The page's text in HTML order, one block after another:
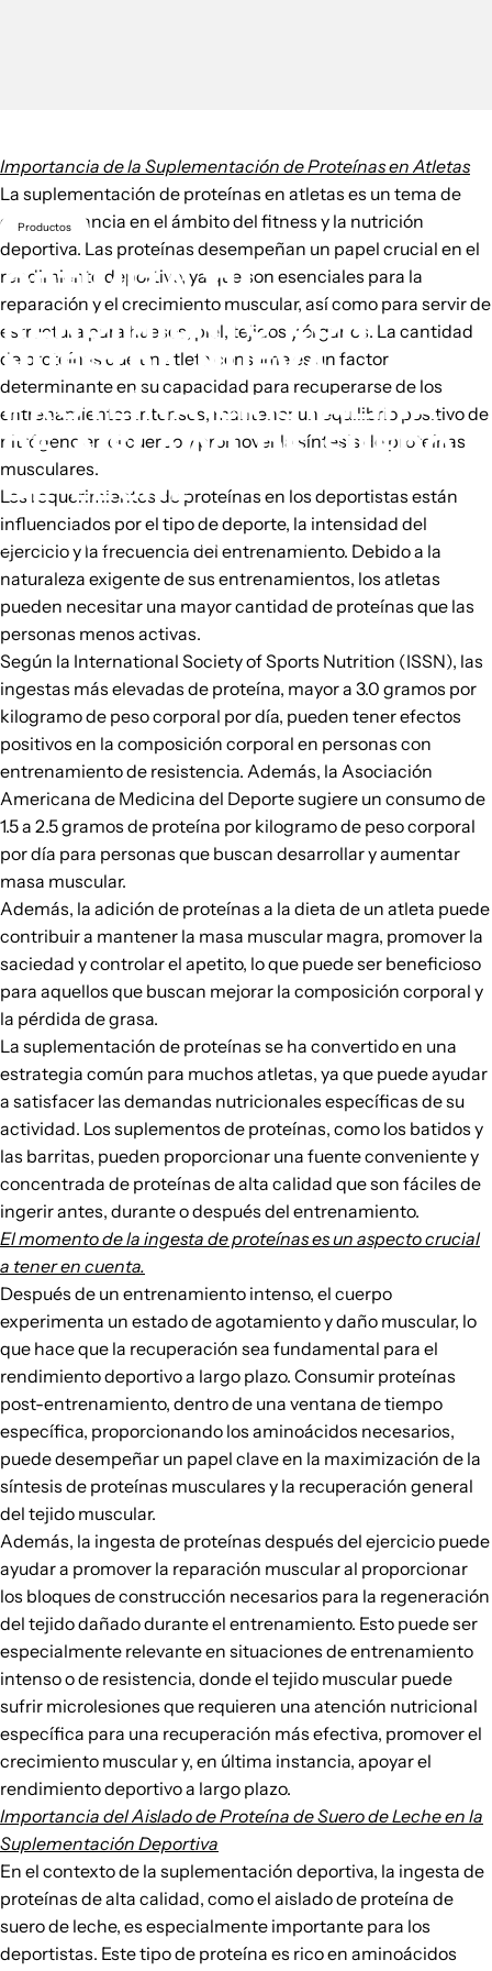
Productos
OPTIMIZA TU
RENDIMIENTO CON
NUESTRA NUEVA
PROTEÍNA CRISTALINA
DE AISLADO DE SUERO
DE LECHE
19 de febrero de 2024 por Unknown Author
Importancia de la Suplementación de Proteínas en Atletas
La suplementación de proteínas en atletas es un tema de
gran relevancia en el ámbito del fitness y la nutrición
deportiva. Las proteínas desempeñan un papel crucial en el
rendimiento deportivo, ya que son esenciales para la
reparación y el crecimiento muscular, así como para servir de
estructura para huesos, piel, tejidos y órganos. La cantidad
de proteínas que un atleta consume es un factor
determinante en su capacidad para recuperarse de los
entrenamientos intensos, mantener un equilibrio positivo de
nitrógeno en el cuerpo y promover la síntesis de proteínas
musculares.
Los requerimientos de proteínas en los deportistas están
influenciados por el tipo de deporte, la intensidad del
ejercicio y la frecuencia del entrenamiento. Debido a la
naturaleza exigente de sus entrenamientos, los atletas
pueden necesitar una mayor cantidad de proteínas que las
personas menos activas.
Según la International Society of Sports Nutrition (ISSN), las
ingestas más elevadas de proteína, mayor a 3.0 gramos por
kilogramo de peso corporal por día, pueden tener efectos
positivos en la composición corporal en personas con
entrenamiento de resistencia. Además, la Asociación
Americana de Medicina del Deporte sugiere un consumo de
1.5 a 2.5 gramos de proteína por kilogramo de peso corporal
por día para personas que buscan desarrollar y aumentar
masa muscular.
Además, la adición de proteínas a la dieta de un atleta puede
contribuir a mantener la masa muscular magra, promover la
saciedad y controlar el apetito, lo que puede ser beneficioso
para aquellos que buscan mejorar la composición corporal y
la pérdida de grasa.
La suplementación de proteínas se ha convertido en una
estrategia común para muchos atletas, ya que puede ayudar
a satisfacer las demandas nutricionales específicas de su
actividad. Los suplementos de proteínas, como los batidos y
las barritas, pueden proporcionar una fuente conveniente y
concentrada de proteínas de alta calidad que son fáciles de
ingerir antes, durante o después del entrenamiento.
El momento de la ingesta de proteínas es un aspecto crucial
a tener en cuenta.
Después de un entrenamiento intenso, el cuerpo
experimenta un estado de agotamiento y daño muscular, lo
que hace que la recuperación sea fundamental para el
rendimiento deportivo a largo plazo. Consumir proteínas
post-entrenamiento, dentro de una ventana de tiempo
específica, proporcionando los aminoácidos necesarios,
puede desempeñar un papel clave en la maximización de la
síntesis de proteínas musculares y la recuperación general
del tejido muscular.
Además, la ingesta de proteínas después del ejercicio puede
ayudar a promover la reparación muscular al proporcionar
los bloques de construcción necesarios para la regeneración
del tejido dañado durante el entrenamiento. Esto puede ser
especialmente relevante en situaciones de entrenamiento
intenso o de resistencia, donde el tejido muscular puede
sufrir microlesiones que requieren una atención nutricional
específica para una recuperación más efectiva, promover el
crecimiento muscular y, en última instancia, apoyar el
rendimiento deportivo a largo plazo.
Importancia del Aislado de Proteína de Suero de Leche en la
Suplementación Deportiva
En el contexto de la suplementación deportiva, la ingesta de
proteínas de alta calidad, como el aislado de proteína de
suero de leche, es especialmente importante para los
deportistas. Este tipo de proteína es rico en aminoácidos